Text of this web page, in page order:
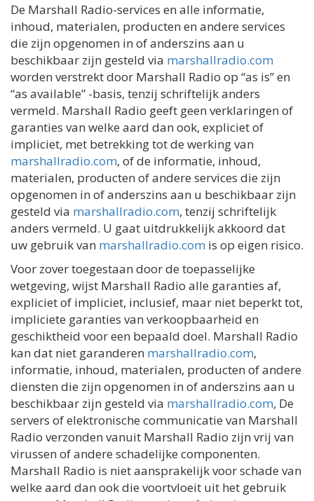
De Marshall Radio-services en alle informatie,
inhoud, materialen, producten en andere services
die zijn opgenomen in of anderszins aan u
beschikbaar zijn gesteld via marshallradio.com
worden verstrekt door Marshall Radio op “as is” en
“as available” -basis, tenzij schriftelijk anders
vermeld. Marshall Radio geeft geen verklaringen of
garanties van welke aard dan ook, expliciet of
impliciet, met betrekking tot de werking van
marshallradio.com, of de informatie, inhoud,
materialen, producten of andere services die zijn
opgenomen in of anderszins aan u beschikbaar zijn
gesteld via marshallradio.com, tenzij schriftelijk
anders vermeld. U gaat uitdrukkelijk akkoord dat
uw gebruik van marshallradio.com is op eigen risico.
Voor zover toegestaan ​​door de toepasselijke
wetgeving, wijst Marshall Radio alle garanties af,
expliciet of impliciet, inclusief, maar niet beperkt tot,
impliciete garanties van verkoopbaarheid en
geschiktheid voor een bepaald doel. Marshall Radio
kan dat niet garanderen marshallradio.com,
informatie, inhoud, materialen, producten of andere
diensten die zijn opgenomen in of anderszins aan u
beschikbaar zijn gesteld via marshallradio.com, De
servers of elektronische communicatie van Marshall
Radio verzonden vanuit Marshall Radio zijn vrij van
virussen of andere schadelijke componenten.
Marshall Radio is niet aansprakelijk voor schade van
welke aard dan ook die voortvloeit uit het gebruik